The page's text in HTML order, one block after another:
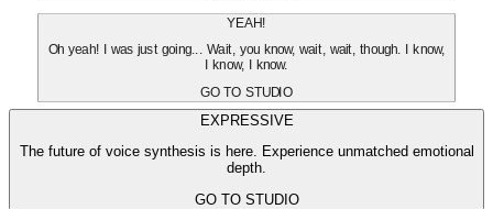
YEAH!
Oh yeah! I was just going... Wait, you know, wait, wait, though. I know,
I know, I know.
GO TO STUDIO
EXPRESSIVE
The future of voice synthesis is here. Experience unmatched emotional
depth.
GO TO STUDIO